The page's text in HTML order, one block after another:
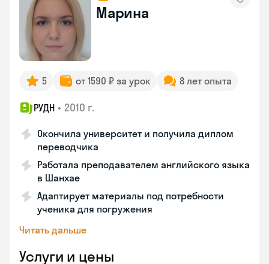
Марина
5 от 1590 ₽ за урок 8 лет опыта
РУДН • 2010 г.
Окончила университет и получила диплом
переводчика
Работала преподавателем английского языка
в Шанхае
Адаптирует материалы под потребности
ученика для погружения
Читать дальше
Услуги и цены